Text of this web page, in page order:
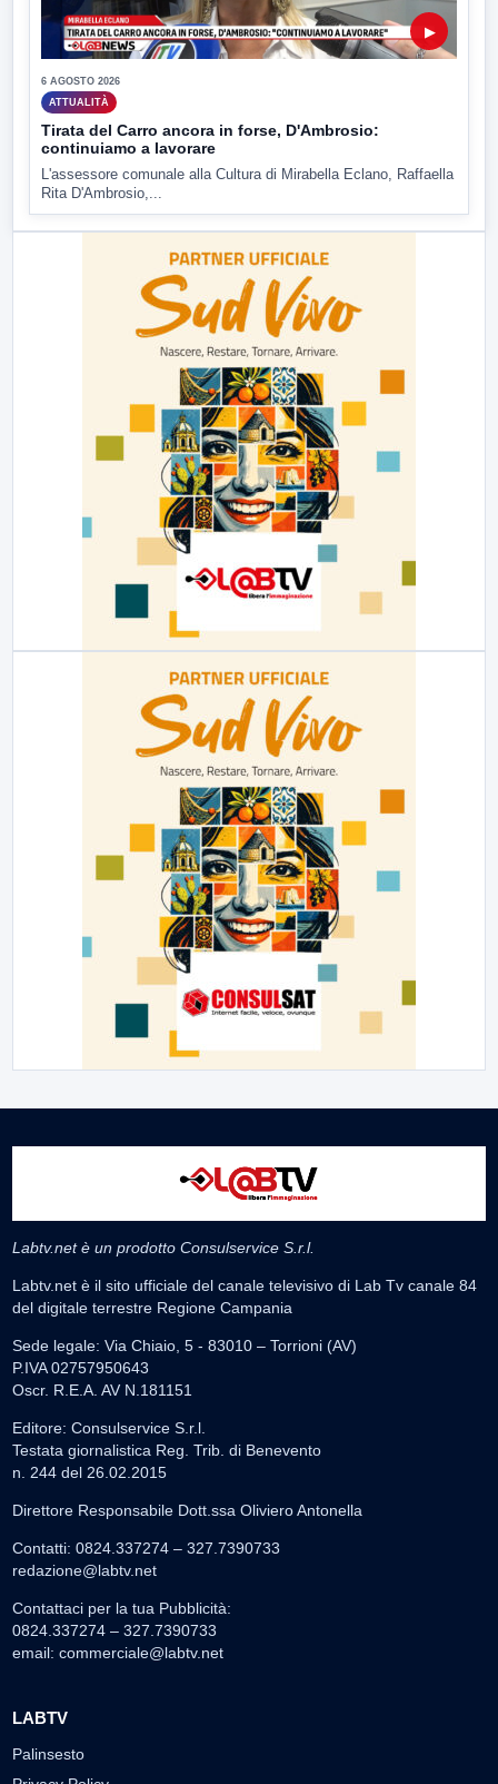
▶
6 AGOSTO 2026
ATTUALITÀ
Tirata del Carro ancora in forse, D'Ambrosio:
continuiamo a lavorare
L'assessore comunale alla Cultura di Mirabella Eclano, Raffaella
Rita D'Ambrosio,...
Labtv.net è un prodotto Consulservice S.r.l.
Labtv.net è il sito ufficiale del canale televisivo di Lab Tv canale 84
del digitale terrestre Regione Campania
Sede legale: Via Chiaio, 5 - 83010 – Torrioni (AV)
P.IVA 02757950643
Oscr. R.E.A. AV N.181151
Editore: Consulservice S.r.l.
Testata giornalistica Reg. Trib. di Benevento
n. 244 del 26.02.2015
Direttore Responsabile Dott.ssa Oliviero Antonella
Contatti: 0824.337274 – 327.7390733
redazione@labtv.net
Contattaci per la tua Pubblicità:
0824.337274 – 327.7390733
email: commerciale@labtv.net
LABTV
Palinsesto